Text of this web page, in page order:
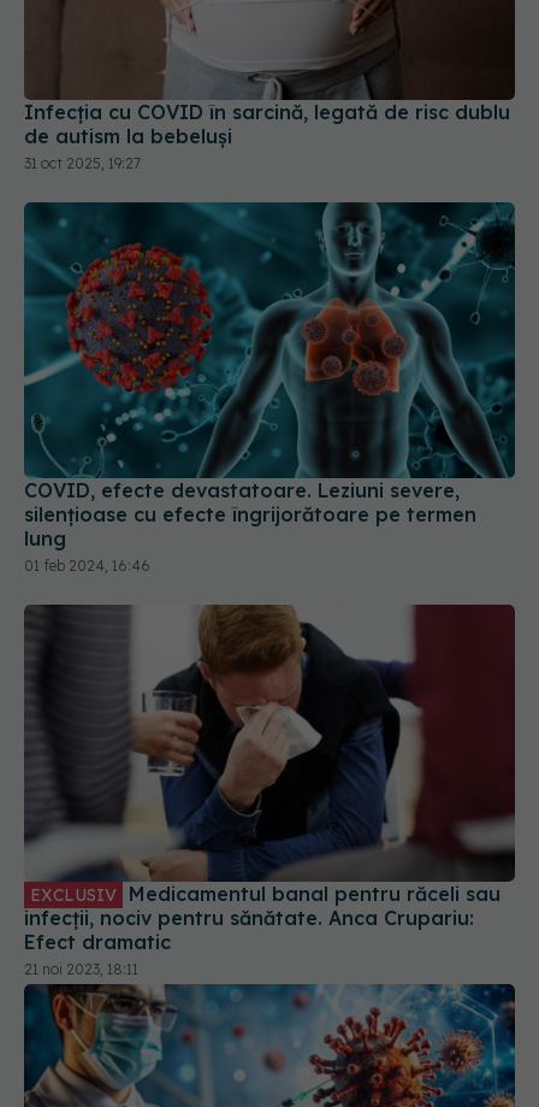
Infecția cu COVID în sarcină, legată de risc dublu
de autism la bebeluși
31 oct 2025, 19:27
COVID, efecte devastatoare. Leziuni severe,
silențioase cu efecte îngrijorătoare pe termen
lung
01 feb 2024, 16:46
EXCLUSIV Medicamentul banal pentru răceli sau
infecții, nociv pentru sănătate. Anca Crupariu:
Efect dramatic
21 noi 2023, 18:11